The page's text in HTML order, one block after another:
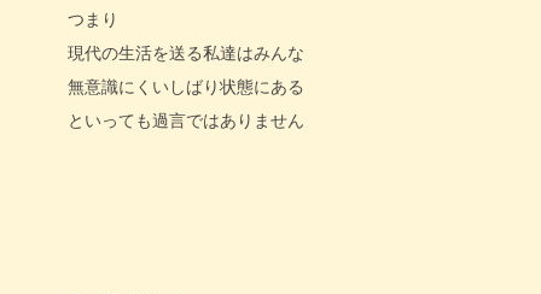
つまり
現代の生活を送る私達はみんな
無意識にくいしばり状態にある
といっても過言ではありません